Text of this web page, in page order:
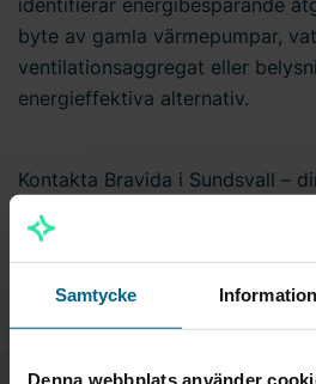
Samtycke Information
Denna webbplats använder
byte av gamla värmepumpar,
ventilationsaggregat eller
energieffektiva alternativ.
Kontakta Bravida i Sundsvall –
teknikpartner!